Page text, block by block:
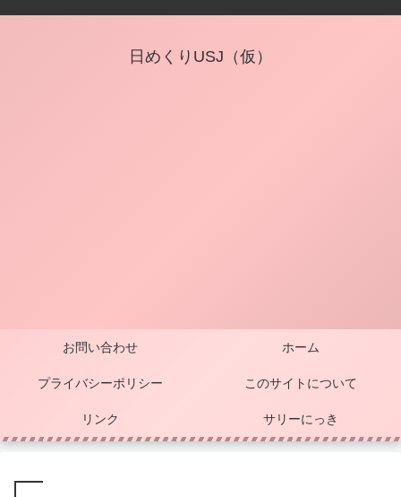
日めくりUSJ（仮）
お問い合わせ ホーム
プライバシーポリシー このサイトについて
リンク サリーにっき